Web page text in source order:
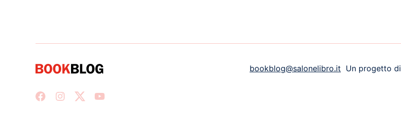
bookblog@salonelibro.it Un progetto di
FacebookInstagram